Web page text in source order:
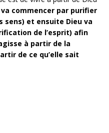
va commencer par purifier
et ensuite Dieu va
de l’esprit) afin
à partir de la
de ce qu’elle sait